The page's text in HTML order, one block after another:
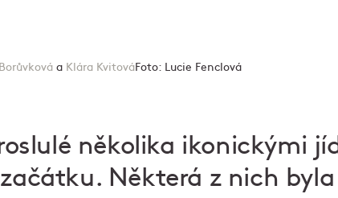
a Klára KvitováFoto: Lucie Fenclová
několika ikonickými
Některá z nich